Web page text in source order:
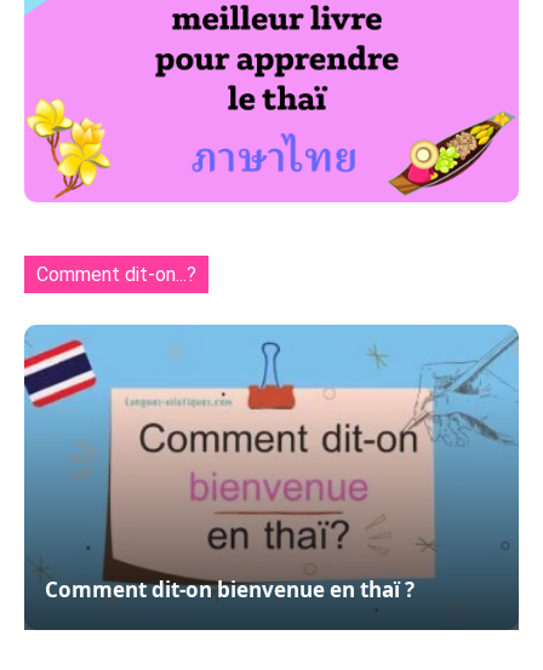
Comment dit-on...?
Comment dit-on bienvenue en thaï ?